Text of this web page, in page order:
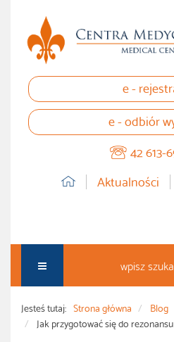
e -
e - odbiór
42 613-
Aktualności
Jesteś tutaj: Strona główna
Blog
Jak przygotować się do